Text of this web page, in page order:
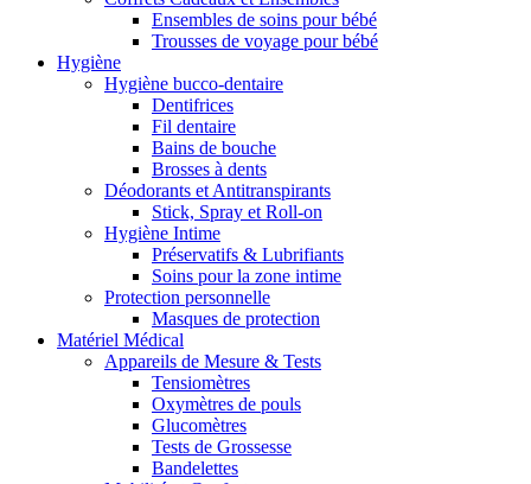
Ensembles de soins pour bébé
Trousses de voyage pour bébé
Hygiène
Hygiène bucco-dentaire
Dentifrices
Fil dentaire
Bains de bouche
Brosses à dents
Déodorants et Antitranspirants
Stick, Spray et Roll-on
Hygiène Intime
Préservatifs & Lubrifiants
Soins pour la zone intime
Protection personnelle
Masques de protection
Matériel Médical
Appareils de Mesure & Tests
Tensiomètres
Oxymètres de pouls
Glucomètres
Tests de Grossesse
Bandelettes